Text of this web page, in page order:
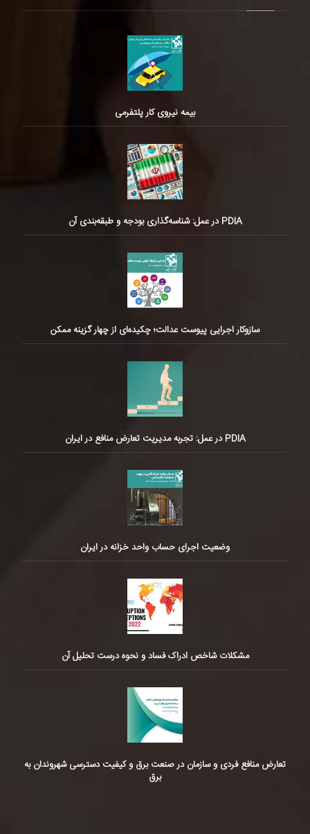
بیمه نیروی کار پلتفرمی
PDIA در عمل: شناسه‌گذاری بودجه و طبقه‌بندی آن
سازوکار اجرایی پیوست عدالت؛ چکیده‌ای از چهار گزینه ممکن
PDIA در عمل: تجربه مدیریت تعارض منافع در ایران
وضعیت اجرای حساب واحد خزانه در ایران
مشکلات شاخص ادراک فساد و نحوه درست تحلیل آن
تعارض منافع فردی و سازمان در صنعت برق و کیفیت دسترسی شهروندان به
برق